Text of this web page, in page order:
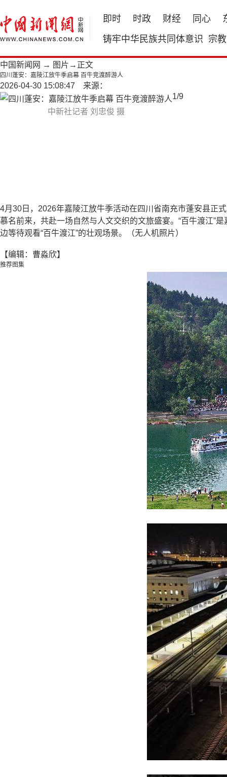
即时 时政 财经 同心
铸牢中华民族共同体意识 宗教
中国新闻网 → 图片 →正文
四川蓬安：嘉陵江放牛季启幕 百牛竞渡醉游人
2026-04-30 15:08:47 来源：
中新社记者 刘忠俊 摄
1/9
4月30日，2026年嘉陵江放牛季活动在四川省南充市蓬安县正
慕名前来，共赴一场自然与人文交织的文旅盛宴。“百牛渡江”
边等待观看“百牛渡江”的壮观场景。（无人机照片）
【编辑：曹淼欣】
推荐图集